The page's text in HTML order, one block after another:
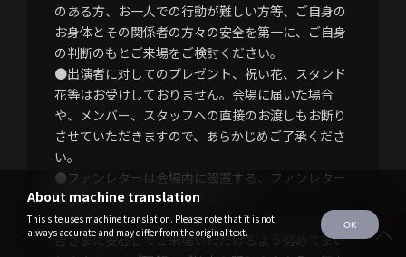
のある方、お一人での行動が難しい方等、ご自身の
お身体とその関係者の方々の安全を第一に、ご自身
の判断のもとご来場をご検討ください。
●出演者に対してのプレゼント、祝い花、スタンド
花等はお受けしておりません。会場に届いた場合
や、メンバー、スタッフへの直接のお渡しもお断り
させていただきますので、あらかじめご了承くださ
い。
●ファンレターは会場内に設置する、ファンレター
専用BOXへ投函してください。
皆さまに安心してご来場いただけるよう努めてまい
About machine translation
This site uses machine translation. Please note that it is not
always accurate and may differ from the original text.
OK